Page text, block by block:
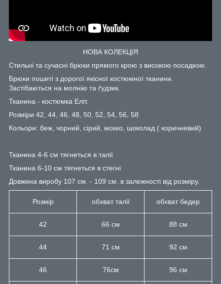
НОВА КОЛЕКЦІЯ
Стильні та сучасні брюки прямого крою з високою посадкою.
Брюки пошиті з дорогої якісної костюмної тканини.
Застібаються на молнію та ґудзик.
Тканина - костюмка Еліт.
Розміри 42, 44, 46, 48, 50, 52, 54, 56, 58
Кольори: беж, чорний, сірий, мокко, шоколад ( коричневий)
Тканина 4-6 см тягнеться в талії
Тканина 6-10 см тягнеться в стегні
Довжина виробу 107 см. - 109 см. в залежності від розміру.
Розмір обхват талії обхват бедер
42 66 см 88 см
44 71 см 92 см
46 76см 96 см